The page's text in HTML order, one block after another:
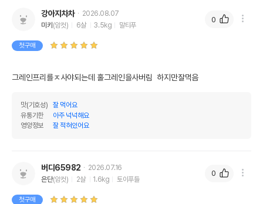
강아지차차
2026.08.07
미키 (암컷) 6살 3.5kg 말티푸
첫구매
그레인프리를ㅈ사야되는데 홀그레인을사버림  하지만잘먹음
맛(기호성)
잘 먹어요
유통기한
아주 넉넉해요
영양정보
잘 적혀있어요
0
버디65982
2026.07.16
은단(암컷) 2살 1.6kg 토이푸들
첫구매
0